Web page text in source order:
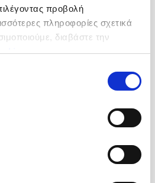
προβολή
πληροφορίες σχετικά
διαβάστε την
.
Ψίχα
kg (2 Σακούλες Vac. χ 12.5 kg)